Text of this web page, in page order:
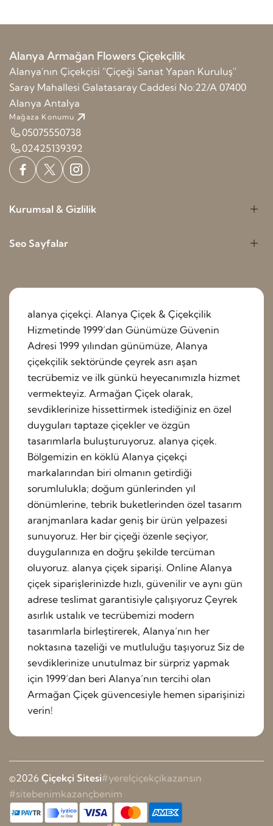
Alanya Armağan Flowers Çiçekçilik
Alanya'nın Çiçekçisi ''Çiçeği Sanat Yapan Kuruluş''
Saray Mahallesi Galatasaray Caddesi No:22/A 07400
Alanya Antalya
Mağaza Konumu
05075550738
02425139392
Kurumsal & Gizlilik
Seo Sayfalar
alanya çiçekçi. Alanya Çiçek & Çiçekçilik
Hizmetinde 1999’dan Günümüze Güvenin
Adresi 1999 yılından günümüze, Alanya
çiçekçilik sektöründe çeyrek asrı aşan
tecrübemiz ve ilk günkü heyecanımızla hizmet
vermekteyiz. Armağan Çiçek olarak,
sevdiklerinize hissettirmek istediğiniz en özel
duyguları taptaze çiçekler ve özgün
tasarımlarla buluşturuyoruz. alanya çiçek.
Bölgemizin en köklü Alanya çiçekçi
markalarından biri olmanın getirdiği
sorumlulukla; doğum günlerinden yıl
dönümlerine, tebrik buketlerinden özel tasarım
aranjmanlara kadar geniş bir ürün yelpazesi
sunuyoruz. Her bir çiçeği özenle seçiyor,
duygularınıza en doğru şekilde tercüman
oluyoruz. alanya çiçek siparişi. Online Alanya
çiçek siparişlerinizde hızlı, güvenilir ve aynı gün
adrese teslimat garantisiyle çalışıyoruz Çeyrek
asırlık ustalık ve tecrübemizi modern
tasarımlarla birleştirerek, Alanya’nın her
noktasına tazeliği ve mutluluğu taşıyoruz Siz de
sevdiklerinize unutulmaz bir sürpriz yapmak
için 1999’dan beri Alanya’nın tercihi olan
Armağan Çiçek güvencesiyle hemen siparişinizi
verin!
©2026 Çiçekçi Sitesi#yerelçiçekçikazansın
#sitebenimkazançbenim